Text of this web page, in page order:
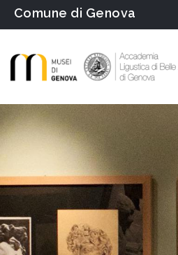
Comune di Genova